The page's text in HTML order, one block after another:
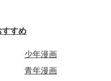
すめ
少年漫画
青年漫画